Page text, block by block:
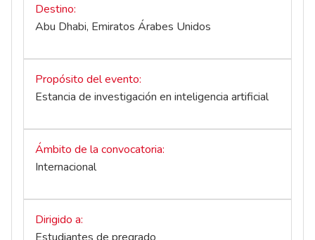
Destino
Abu Dhabi, Emiratos Árabes Unidos
Propósito del evento
Estancia de investigación en inteligencia artificial
Ámbito de la convocatoria
Internacional
Dirigido a
Estudiantes de pregrado